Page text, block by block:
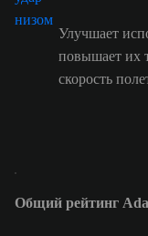
Улучшает
повышает их
скорость
Общий рейтинг